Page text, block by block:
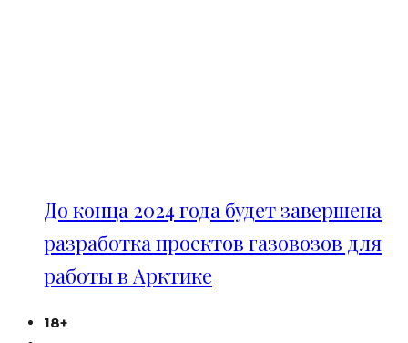
До конца 2024 года будет завершена
разработка проектов газовозов для
работы в Арктике
18+